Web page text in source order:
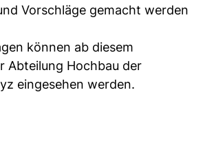
Vorschläge gemacht werden
können ab diesem
Abteilung Hochbau der
eingesehen werden.